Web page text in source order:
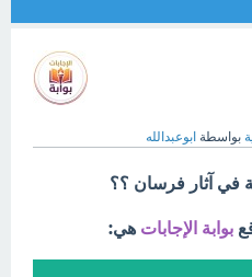
بواسطة ابوعبدالله
في آثار فرسان ؟؟
بوابة الإجابات هي: